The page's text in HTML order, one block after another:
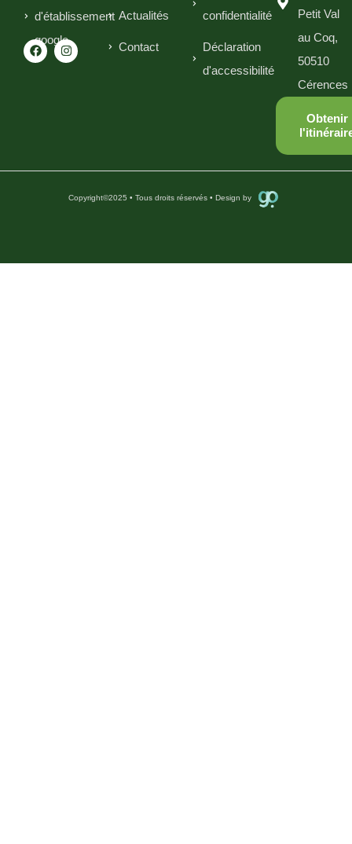
d'établissement
google
Actualités
Contact
confidentialité
Déclaration
d'accessibilité
Petit Val
au Coq,
50510
Cérences
Obtenir
Copyright©2025 • Tous droits réservés • Design by